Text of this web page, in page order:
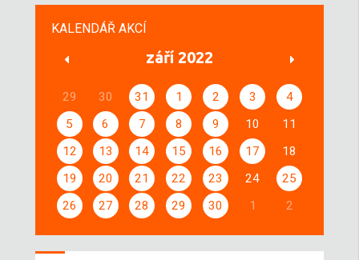
KALENDÁŘ AKCÍ
září 2022
29 30 31 1 2 3
4
5
6 7 8 9 10
11
12
13 14 15 16 17
18
19
20 21 22 23 24
25
26
27 28 29 30 1 2